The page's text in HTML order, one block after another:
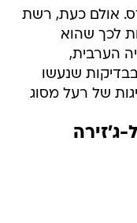
אולם כעת, רשת
לכך שהוא
הערבית,
שנעשו
של רעל מסוג
ג'זירה